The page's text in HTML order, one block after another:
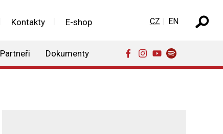
Kontakty E-shop
Partneři Dokumenty
Zvolte jazyk
CZ EN